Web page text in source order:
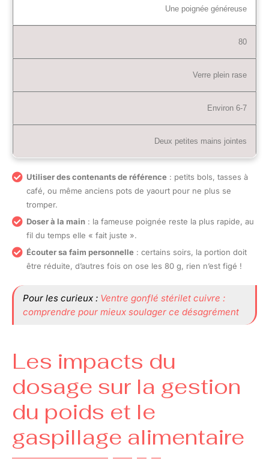
Une poignée généreuse
80
Verre plein rase
Environ 6-7
Deux petites mains jointes
Utiliser des contenants de référence : petits bols, tasses à
café, ou même anciens pots de yaourt pour ne plus se
tromper.
Doser à la main : la fameuse poignée reste la plus rapide, au
fil du temps elle « fait juste ».
Écouter sa faim personnelle : certains soirs, la portion doit
être réduite, d’autres fois on ose les 80 g, rien n’est figé !
Pour les curieux : Ventre gonflé stérilet cuivre :
comprendre pour mieux soulager ce désagrément
Les impacts du
dosage sur la gestion
du poids et le
gaspillage alimentaire